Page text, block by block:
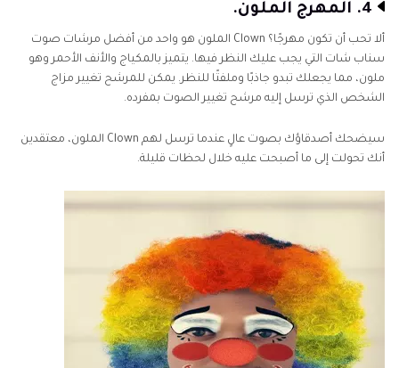
4. المهرج الملون.
ألا تحب أن تكون مهرجًا؟ Clown الملون هو واحد من أفضل مرشات صوت
سناب شات التي يجب عليك النظر فيها. يتميز بالمكياج والأنف الأحمر وهو
ملون، مما يجعلك تبدو جاذبًا وملفتًا للنظر. يمكن للمرشح تغيير مزاج
الشخص الذي ترسل إليه مرشح تغيير الصوت بمفرده.
سيضحك أصدقاؤك بصوت عالٍ عندما ترسل لهم Clown الملون، معتقدين
أنك تحولت إلى ما أصبحت عليه خلال لحظات قليلة.